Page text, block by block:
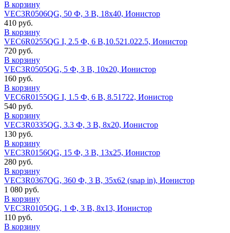
В корзину
VEC3R0506QG, 50 Ф, 3 В, 18x40, Ионистор
410 руб.
В корзину
VEC6R0255QG I, 2.5 Ф, 6 В,10.521.022.5, Ионистор
720 руб.
В корзину
VEC3R0505QG, 5 Ф, 3 В, 10x20, Ионистор
160 руб.
В корзину
VEC6R0155QG I, 1.5 Ф, 6 В, 8.51722, Ионистор
540 руб.
В корзину
VEC3R0335QG, 3.3 Ф, 3 В, 8x20, Ионистор
130 руб.
В корзину
VEC3R0156QG, 15 Ф, 3 В, 13x25, Ионистор
280 руб.
В корзину
VEC3R0367QG, 360 Ф, 3 В, 35x62 (snap in), Ионистор
1 080 руб.
В корзину
VEC3R0105QG, 1 Ф, 3 В, 8x13, Ионистор
110 руб.
В корзину